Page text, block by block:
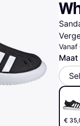
H&M
Vanaf
Maat
€